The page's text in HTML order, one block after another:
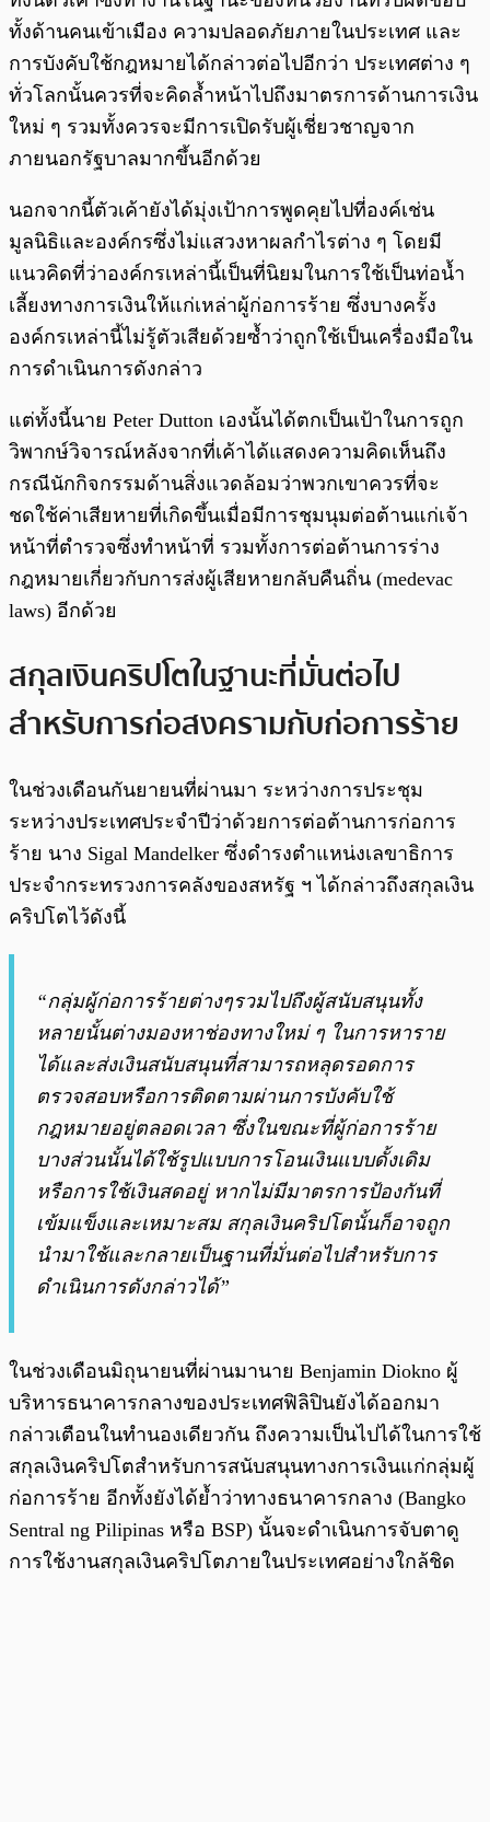
ทั้งด้านคนเข้าเมือง ความปลอดภัยภายในประเทศ และ
การบังคับใช้กฎหมายได้กล่าวต่อไปอีกว่า ประเทศต่าง ๆ
ทั่วโลกนั้นควรที่จะคิดล้ำหน้าไปถึงมาตรการด้านการเงิน
ใหม่ ๆ รวมทั้งควรจะมีการเปิดรับผู้เชี่ยวชาญจาก
ภายนอกรัฐบาลมากขึ้นอีกด้วย
นอกจากนี้ตัวเค้ายังได้มุ่งเป้าการพูดคุยไปที่องค์เช่น
มูลนิธิและองค์กรซึ่งไม่แสวงหาผลกำไรต่าง ๆ โดยมี
แนวคิดที่ว่าองค์กรเหล่านี้เป็นที่นิยมในการใช้เป็นท่อน้ำ
เลี้ยงทางการเงินให้แก่เหล่าผู้ก่อการร้าย ซึ่งบางครั้ง
องค์กรเหล่านี้ไม่รู้ตัวเสียด้วยซ้ำว่าถูกใช้เป็นเครื่องมือใน
การดำเนินการดังกล่าว
แต่ทั้งนี้นาย Peter Dutton เองนั้นได้ตกเป็นเป้าในการถูก
วิพากษ์วิจารณ์หลังจากที่เค้าได้แสดงความคิดเห็นถึง
กรณีนักกิจกรรมด้านสิ่งแวดล้อมว่าพวกเขาควรที่จะ
ชดใช้ค่าเสียหายที่เกิดขึ้นเมื่อมีการชุมนุมต่อต้านแก่เจ้า
หน้าที่ตำรวจซึ่งทำหน้าที่ รวมทั้งการต่อต้านการร่าง
กฎหมายเกี่ยวกับการส่งผู้เสียหายกลับคืนถิ่น (medevac
laws) อีกด้วย
สกุลเงินคริปโตในฐานะที่มั่นต่อไป
สำหรับการก่อสงครามกับก่อการร้าย
ในช่วงเดือนกันยายนที่ผ่านมา ระหว่างการประชุม
ระหว่างประเทศประจำปีว่าด้วยการต่อต้านการก่อการ
ร้าย นาง Sigal Mandelker ซึ่งดำรงตำแหน่งเลขาธิการ
ประจำกระทรวงการคลังของสหรัฐ ฯ ได้กล่าวถึงสกุลเงิน
คริปโตไว้ดังนี้
“กลุ่มผู้ก่อการร้ายต่างๆรวมไปถึงผู้สนับสนุนทั้ง
หลายนั้นต่างมองหาช่องทางใหม่ ๆ ในการหาราย
ได้และส่งเงินสนับสนุนที่สามารถหลุดรอดการ
ตรวจสอบหรือการติดตามผ่านการบังคับใช้
กฎหมายอยู่ตลอดเวลา ซึ่งในขณะที่ผู้ก่อการร้าย
บางส่วนนั้นได้ใช้รูปแบบการโอนเงินแบบดั้งเดิม
หรือการใช้เงินสดอยู่ หากไม่มีมาตรการป้องกันที่
เข้มแข็งและเหมาะสม สกุลเงินคริปโตนั้นก็อาจถูก
นำมาใช้และกลายเป็นฐานที่มั่นต่อไปสำหรับการ
ดำเนินการดังกล่าวได้”
ในช่วงเดือนมิถุนายนที่ผ่านมานาย Benjamin Diokno ผู้
บริหารธนาคารกลางของประเทศฟิลิปินยังได้ออกมา
กล่าวเตือนในทำนองเดียวกัน ถึงความเป็นไปได้ในการใช้
สกุลเงินคริปโตสำหรับการสนับสนุนทางการเงินแก่กลุ่มผู้
ก่อการร้าย อีกทั้งยังได้ย้ำว่าทางธนาคารกลาง (Bangko
Sentral ng Pilipinas หรือ BSP) นั้นจะดำเนินการจับตาดู
การใช้งานสกุลเงินคริปโตภายในประเทศอย่างใกล้ชิด